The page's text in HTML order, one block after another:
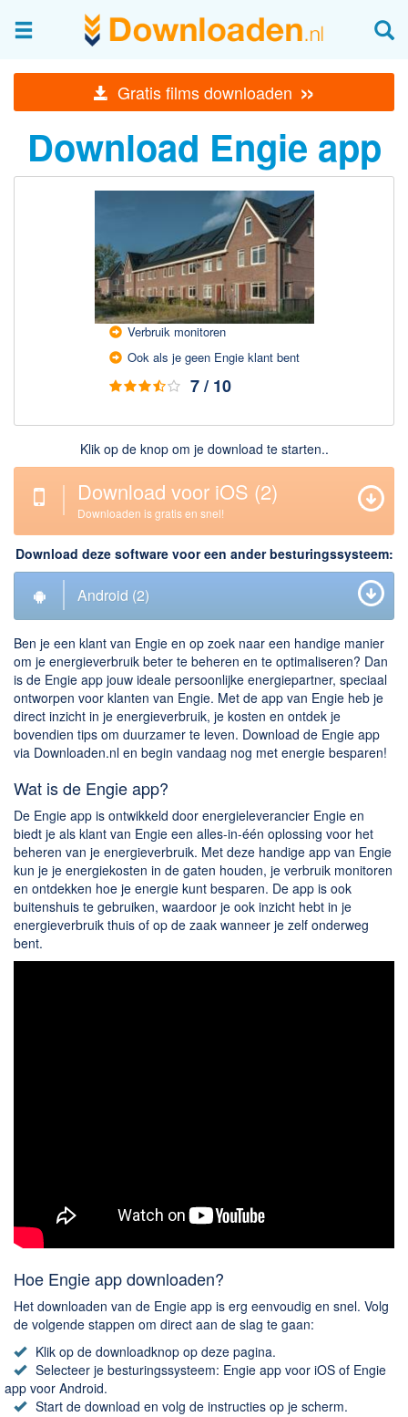
Gratis films downloaden »
Afbeeldingen & fotografie
Beheren en bekijken
Afbeelding & foto bewerken
Branden en Rippen
Converteren
Media streamen
Opnemen Audio en Video
BitTorrent Clients
Nieuwslezers (Downloaden via usenet)
Onderhoud & Veiligheid
Computer opschonen
Veilig online
Adresboek en contacten
Planning en organisatie
Tekst en Administratie
Overige
Algemeen
Chatten en bellen
Dating apps
Parkeer apps
Rar en Zip (Compressie - Unzip)
Shopping
Spelletjes en Games
Download Engie app
Verbruik monitoren
Ook als je geen Engie klant bent
7 / 10
Klik op de knop om je download te starten..
Download voor iOS (2)
Downloaden is gratis en snel!
Download deze software voor een ander besturingssysteem:
Android (2)
Ben je een klant van Engie en op zoek naar een handige manier
om je energieverbruik beter te beheren en te optimaliseren? Dan
is de Engie app jouw ideale persoonlijke energiepartner, speciaal
ontworpen voor klanten van Engie. Met de app van Engie heb je
direct inzicht in je energieverbruik, je kosten en ontdek je
bovendien tips om duurzamer te leven. Download de Engie app
via Downloaden.nl en begin vandaag nog met energie besparen!
Wat is de Engie app?
De Engie app is ontwikkeld door energieleverancier Engie en
biedt je als klant van Engie een alles-in-één oplossing voor het
beheren van je energieverbruik. Met deze handige app van Engie
kun je je energiekosten in de gaten houden, je verbruik monitoren
en ontdekken hoe je energie kunt besparen. De app is ook
buitenshuis te gebruiken, waardoor je ook inzicht hebt in je
energieverbruik thuis of op de zaak wanneer je zelf onderweg
bent.
Hoe Engie app downloaden?
Het downloaden van de Engie app is erg eenvoudig en snel. Volg
de volgende stappen om direct aan de slag te gaan:
Klik op de downloadknop op deze pagina.
Selecteer je besturingssysteem: Engie app voor iOS of Engie
app voor Android.
Start de download en volg de instructies op je scherm.